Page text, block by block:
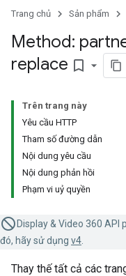
Trang chủ Sản phẩm
Method:
replace bookmark_border
Trên trang này
Yêu cầu HTTP
Tham số đường dẫn
Nội dung yêu cầu
Nội dung phản hồi
Phạm vi uỷ quyền
Display & Video 360
đó, hãy sử dụng v4
Thay thế tất cả các